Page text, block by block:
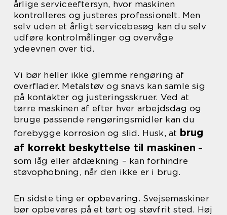
årlige serviceeftersyn, hvor maskinen
kontrolleres og justeres professionelt. Men
selv uden et årligt servicebesøg kan du selv
udføre kontrolmålinger og overvåge
ydeevnen over tid.
Vi bør heller ikke glemme rengøring af
overflader. Metalstøv og snavs kan samle sig
på kontakter og justeringsskruer. Ved at
tørre maskinen af efter hver arbejdsdag og
bruge passende rengøringsmidler kan du
forebygge korrosion og slid. Husk, at brug
af korrekt beskyttelse til maskinen –
som låg eller afdækning – kan forhindre
støvophobning, når den ikke er i brug.
En sidste ting er opbevaring. Svejsemaskiner
bør opbevares på et tørt og støvfrit sted. Høj